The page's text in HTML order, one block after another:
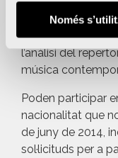
Només
El seminari
l’anàlisi del
música
Poden participar
nacionalitat que
de juny de 2014,
sol·licituds per a